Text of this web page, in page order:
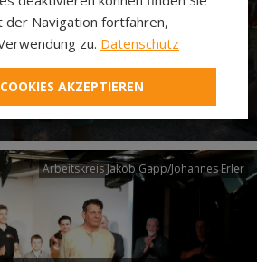
Via
Arbeitskreis Jakob Gapp/Johannes Erler
der Navigation fortfahren,
zu. Datenschutz
AKZEPTIEREN